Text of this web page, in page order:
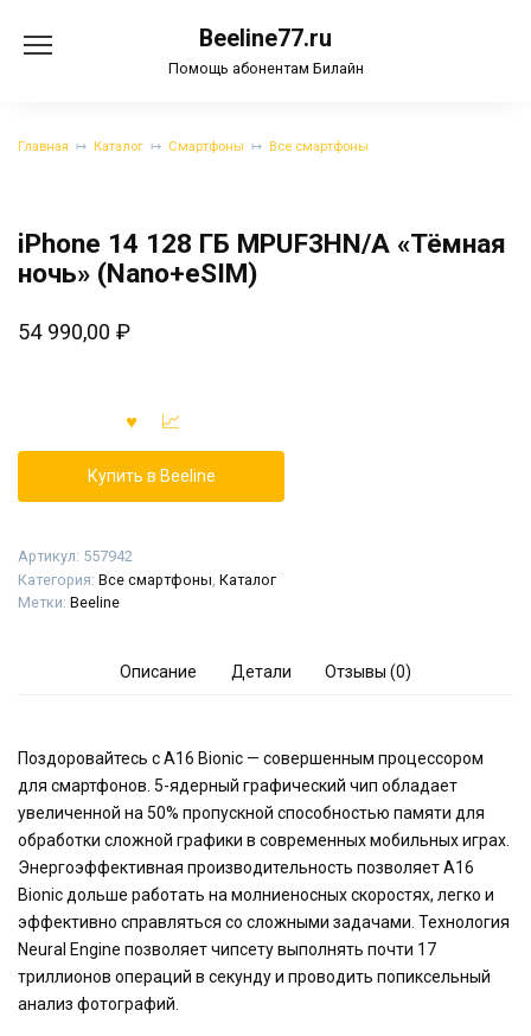
содержанию
Beeline77.ru
Помощь абонентам Билайн
Главная Каталог Смартфоны Все смартфоны
iPhone 14 128 ГБ MPUF3HN/A «Тёмная
ночь» (Nano+eSIM)
54 990,00 ₽
Купить в Beeline
Артикул: 557942
Категория: Все смартфоны Каталог
Метки: Beeline
Описание Детали Отзывы (0)
Поздоровайтесь с A16 Bionic — совершенным процессором
для смартфонов. 5-ядерный графический чип обладает
увеличенной на 50% пропускной способностью памяти для
обработки сложной графики в современных мобильных играх.
Энергоэффективная производительность позволяет A16
Bionic дольше работать на молниеносных скоростях, легко и
эффективно справляться со сложными задачами. Технология
Neural Engine позволяет чипсету выполнять почти 17
триллионов операций в секунду и проводить попиксельный
анализ фотографий.